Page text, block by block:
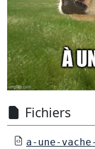
Fichiers
a-une-